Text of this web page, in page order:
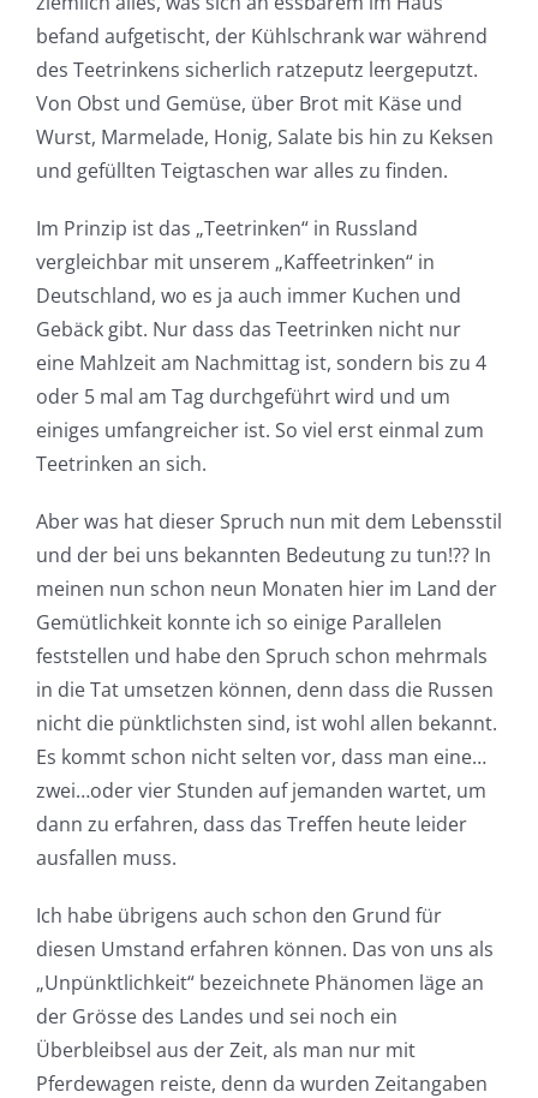
befand aufgetischt, der Kühlschrank war während
des Teetrinkens sicherlich ratzeputz leergeputzt.
Von Obst und Gemüse, über Brot mit Käse und
Wurst, Marmelade, Honig, Salate bis hin zu Keksen
und gefüllten Teigtaschen war alles zu finden.
Im Prinzip ist das „Teetrinken“ in Russland
vergleichbar mit unserem „Kaffeetrinken“ in
Deutschland, wo es ja auch immer Kuchen und
Gebäck gibt. Nur dass das Teetrinken nicht nur
eine Mahlzeit am Nachmittag ist, sondern bis zu 4
oder 5 mal am Tag durchgeführt wird und um
einiges umfangreicher ist. So viel erst einmal zum
Teetrinken an sich.
Aber was hat dieser Spruch nun mit dem Lebensstil
und der bei uns bekannten Bedeutung zu tun!?? In
meinen nun schon neun Monaten hier im Land der
Gemütlichkeit konnte ich so einige Parallelen
feststellen und habe den Spruch schon mehrmals
in die Tat umsetzen können, denn dass die Russen
nicht die pünktlichsten sind, ist wohl allen bekannt.
Es kommt schon nicht selten vor, dass man eine…
zwei…oder vier Stunden auf jemanden wartet, um
dann zu erfahren, dass das Treffen heute leider
ausfallen muss.
Ich habe übrigens auch schon den Grund für
diesen Umstand erfahren können. Das von uns als
„Unpünktlichkeit“ bezeichnete Phänomen läge an
der Grösse des Landes und sei noch ein
Überbleibsel aus der Zeit, als man nur mit
Pferdewagen reiste, denn da wurden Zeitangaben